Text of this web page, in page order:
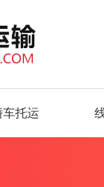
车托运